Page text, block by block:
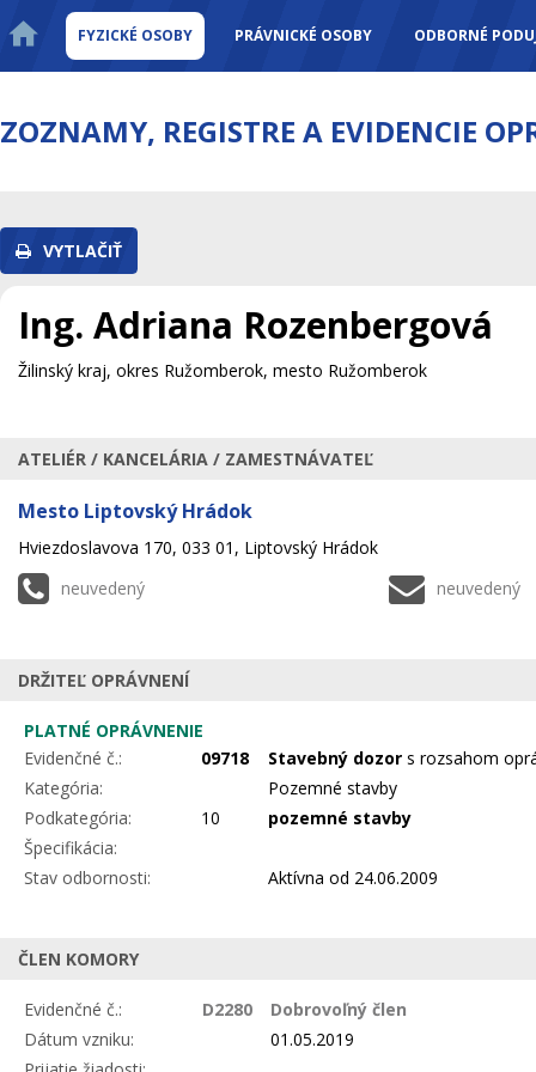
FYZICKÉ OSOBY PRÁVNICKÉ OSOBY ODBORNÉ
ZOZNAMY, REGISTRE A EVIDENCIE
VYTLAČIŤ
Ing. Adriana Rozenbergová
Žilinský kraj, okres Ružomberok, mesto Ružomberok
ATELIÉR / KANCELÁRIA / ZAMESTNÁVATEĽ
Mesto Liptovský Hrádok
Hviezdoslavova 170, 033 01, Liptovský Hrádok
neuvedený
neuvedený
DRŽITEĽ OPRÁVNENÍ
PLATNÉ OPRÁVNENIE
Evidenčné č.:
09718 Stavebný dozor s rozsahom
Kategória:
Pozemné stavby
Podkategória:
10
pozemné stavby
Špecifikácia:
Stav odbornosti:
Aktívna od 24.06.2009
ČLEN KOMORY
Evidenčné č.: D2280
Dobrovoľný člen
Dátum vzniku:
01.05.2019